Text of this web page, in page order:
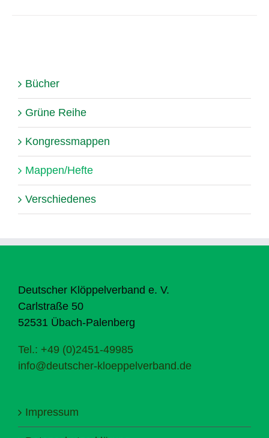
Bücher
Grüne Reihe
Kongressmappen
Mappen/Hefte
Verschiedenes
Deutscher Klöppelverband e. V.
Carlstraße 50
52531 Übach-Palenberg
Tel.: +49 (0)2451-49985
info@deutscher-kloeppelverband.de
Impressum